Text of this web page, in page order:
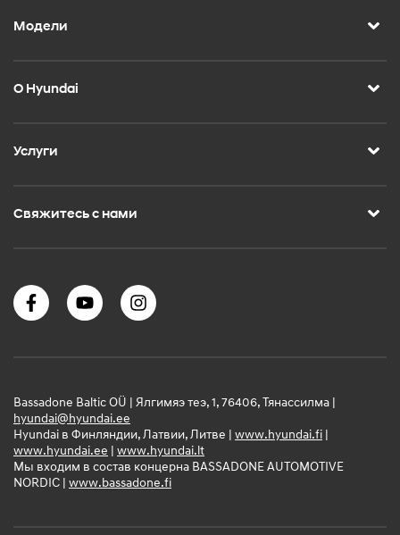
Модели
О Hyundai
Услуги
Свяжитесь с нами
Bassadone Baltic OÜ | Ялгимяэ теэ, 1, 76406, Тянассилма |
hyundai@hyundai.ee
Hyundai в Финляндии, Латвии, Литве | www.hyundai.fi |
www.hyundai.ee | www.hyundai.lt
Мы входим в состав концерна BASSADONE AUTOMOTIVE
NORDIC | www.bassadone.fi